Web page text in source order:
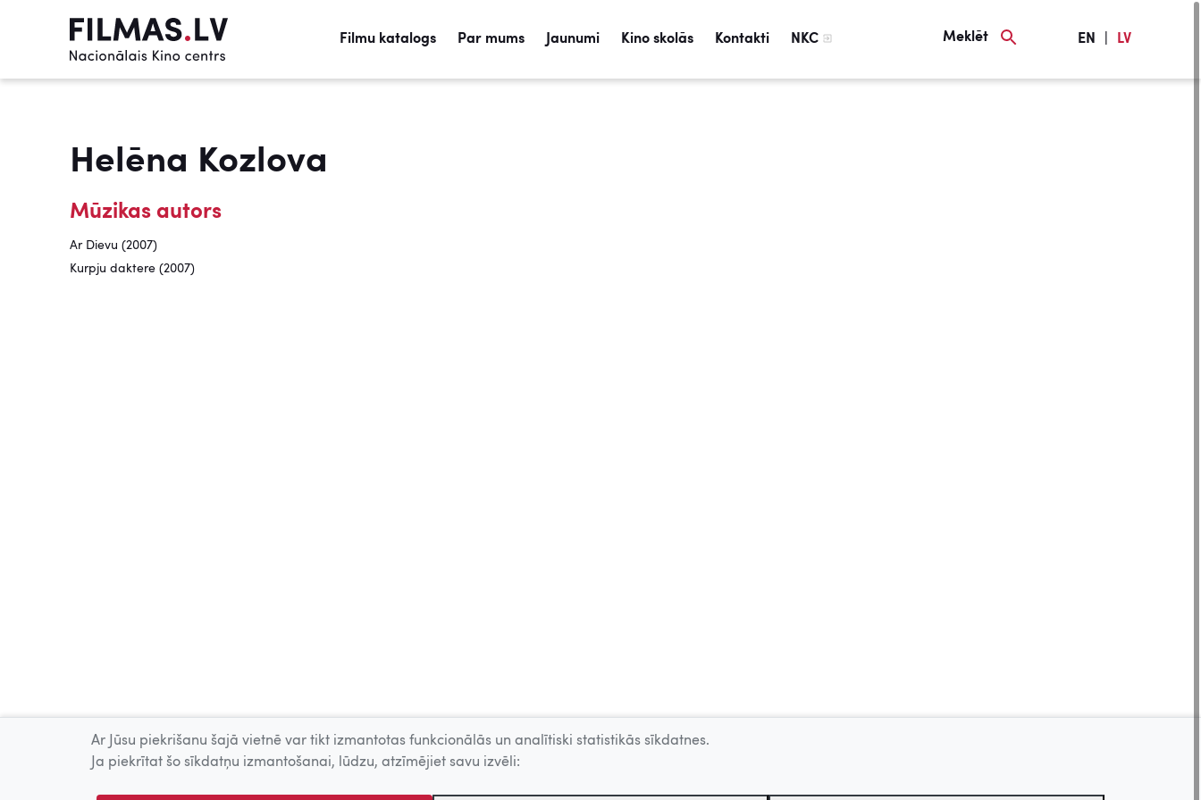
Filmu katalogs Par mums Jaunumi Kino skolās Kontakti NKC Meklēt EN LV
Helēna Kozlova
Mūzikas autors
Ar Dievu (2007)
Kurpju daktere (2007)
Ar Jūsu piekrišanu šajā vietnē var tikt izmantotas funkcionālās un analītiski statistikās sīkdatnes.
Ja piekrītat šo sīkdatņu izmantošanai, lūdzu, atzīmējiet savu izvēli: